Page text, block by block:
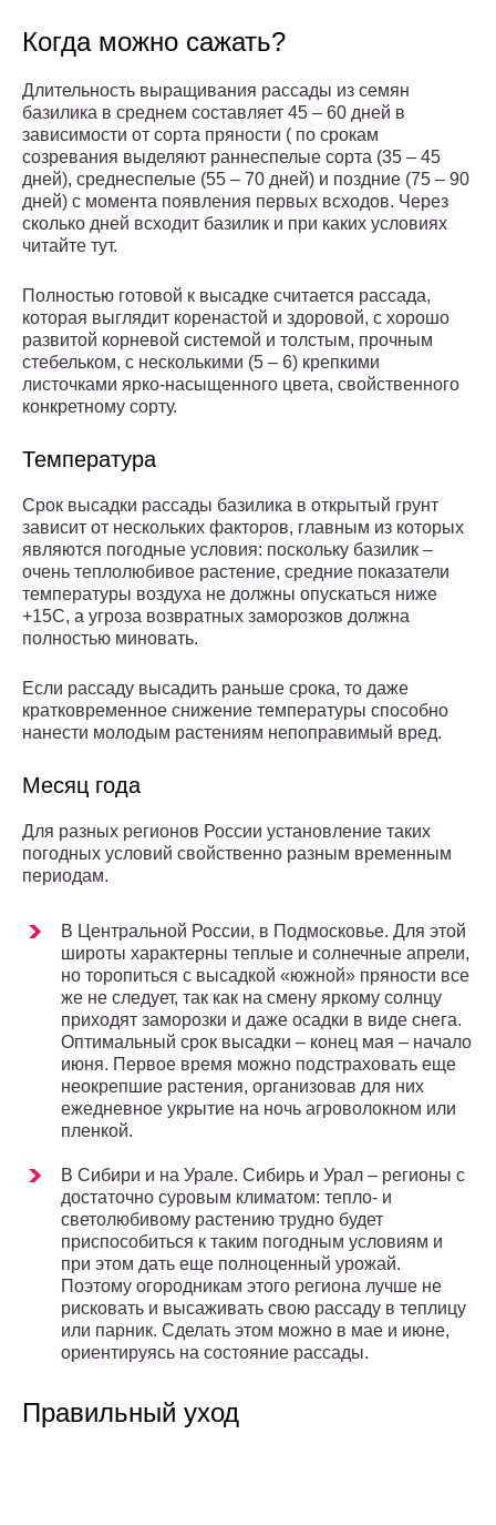
Когда можно сажать?
Длительность выращивания рассады из семян
базилика в среднем составляет 45 – 60 дней в
зависимости от сорта пряности ( по срокам
созревания выделяют раннеспелые сорта (35 – 45
дней), среднеспелые (55 – 70 дней) и поздние (75 – 90
дней) с момента появления первых всходов. Через
сколько дней всходит базилик и при каких условиях
читайте тут.
Полностью готовой к высадке считается рассада,
которая выглядит коренастой и здоровой, с хорошо
развитой корневой системой и толстым, прочным
стебельком, с несколькими (5 – 6) крепкими
листочками ярко-насыщенного цвета, свойственного
конкретному сорту.
Температура
Срок высадки рассады базилика в открытый грунт
зависит от нескольких факторов, главным из которых
являются погодные условия: поскольку базилик –
очень теплолюбивое растение, средние показатели
температуры воздуха не должны опускаться ниже
+15С, а угроза возвратных заморозков должна
полностью миновать.
Если рассаду высадить раньше срока, то даже
кратковременное снижение температуры способно
нанести молодым растениям непоправимый вред.
Месяц года
Для разных регионов России установление таких
погодных условий свойственно разным временным
периодам.
В Центральной России, в Подмосковье. Для этой
широты характерны теплые и солнечные апрели,
но торопиться с высадкой «южной» пряности все
же не следует, так как на смену яркому солнцу
приходят заморозки и даже осадки в виде снега.
Оптимальный срок высадки – конец мая – начало
июня. Первое время можно подстраховать еще
неокрепшие растения, организовав для них
ежедневное укрытие на ночь агроволокном или
пленкой.
В Сибири и на Урале. Сибирь и Урал – регионы с
достаточно суровым климатом: тепло- и
светолюбивому растению трудно будет
приспособиться к таким погодным условиям и
при этом дать еще полноценный урожай.
Поэтому огородникам этого региона лучше не
рисковать и высаживать свою рассаду в теплицу
или парник. Сделать этом можно в мае и июне,
ориентируясь на состояние рассады.
Правильный уход